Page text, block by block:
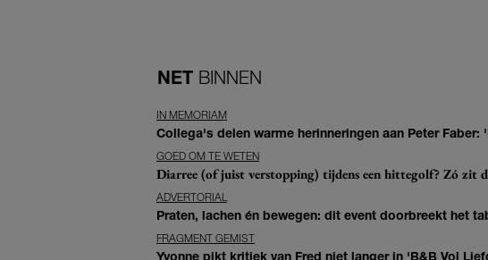
NET BINNEN
IN MEMORIAM
Collega's delen warme herinneringen aan Peter
GOED OM TE WETEN
Diarree (of juist verstopping) tijdens een hittegolf? Zó zit
ADVERTORIAL
Praten, lachen én bewegen: dit event doorbreekt het
FRAGMENT GEMIST
Yvonne pikt kritiek van Fred niet langer in 'B&B Vol